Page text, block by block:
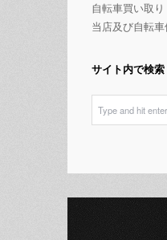
自転車買い取り
当店及び自転
サイト内で検索